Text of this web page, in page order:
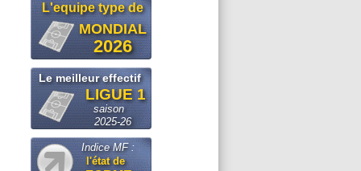
L'equipe type de
MONDIAL
2026
Le meilleur effectif
LIGUE 1
saison
2025-26
Indice MF :
l'état de